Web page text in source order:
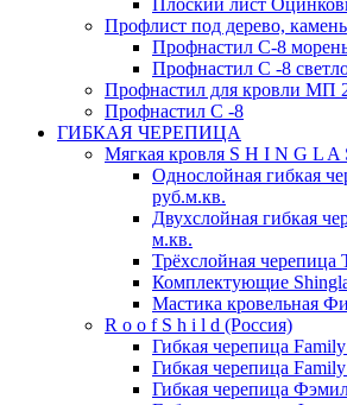
Плоский лист
Профлист под дерево, камень
Профнастил С-8
Профнастил С -8
Профнастил для кровли МП
Профнастил С -8
ГИБКАЯ ЧЕРЕПИЦА
Мягкая кровля S H I N G L
Однослойная гибкая
руб.м.кв.
Двухслойная гибкая
м.кв.
Трёхслойная черепица
Комплектующие
Мастика кровельная
R o o f S h i l d (Россия)
Гибкая черепица
Гибкая черепица
Гибкая черепица